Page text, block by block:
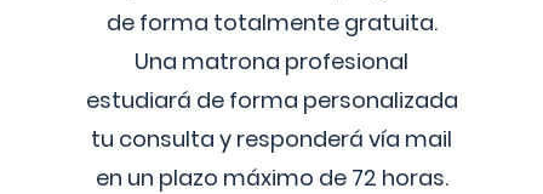
de forma totalmente gratuita.
Una matrona profesional
estudiará de forma personalizada
tu consulta y responderá vía mail
en un plazo máximo de 72 horas.